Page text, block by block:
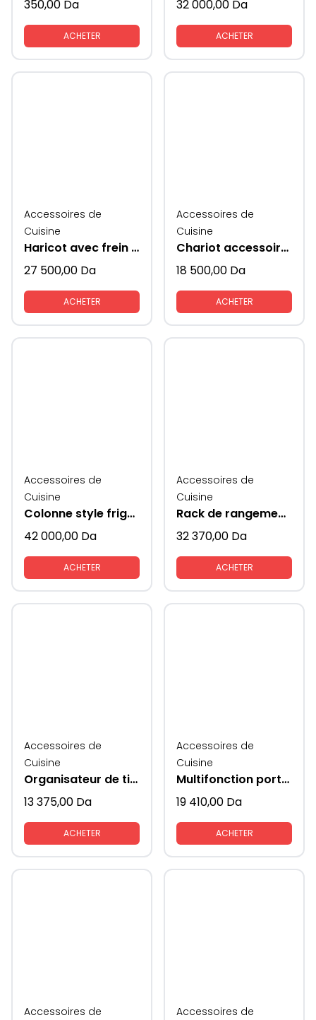
350,00 Da
ACHETER
32 000,00 Da
ACHETER
Accessoires de
Cuisine
Haricot avec frein KAV
27 500,00 Da
ACHETER
Accessoires de
Cuisine
Chariot accessoire de cuisine avec rangements KAV
18 500,00 Da
ACHETER
Accessoires de
Cuisine
Colonne style frigo avec coté en verre KAV
42 000,00 Da
ACHETER
Accessoires de
Cuisine
Rack de rangement mural multifonctionnwl supeni
32 370,00 Da
ACHETER
Accessoires de
Cuisine
Organisateur de tiroir à casseroles tout sorti
13 375,00 Da
ACHETER
Accessoires de
Cuisine
Multifonction porte epices et couvets et couverts cotes verres supeni
19 410,00 Da
ACHETER
Accessoires de
Accessoires de